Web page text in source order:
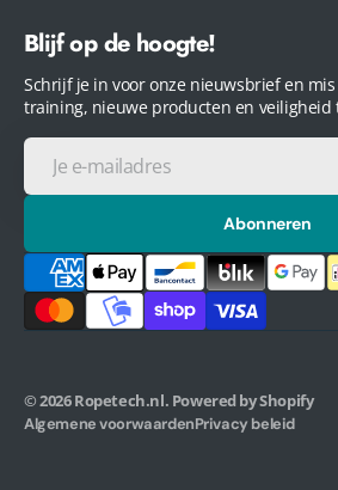
Blijf op de hoogte!
Schrijf je in voor onze nieuwsbrief en
training, nieuwe producten en veiligheid
Je
mailadres
Abonneren
© 2026Ropetech.nl. Powered by Shopify
Algemene voorwaardenPrivacy beleid